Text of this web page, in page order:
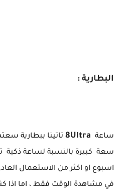
البطارية :
ساعة 8Ultra
سعة كبيرة بالنسبة لساعة ذكية
اسبوع او اكثر من الاستعمال
في مشاهدة الوقت فقط ، اما اذا